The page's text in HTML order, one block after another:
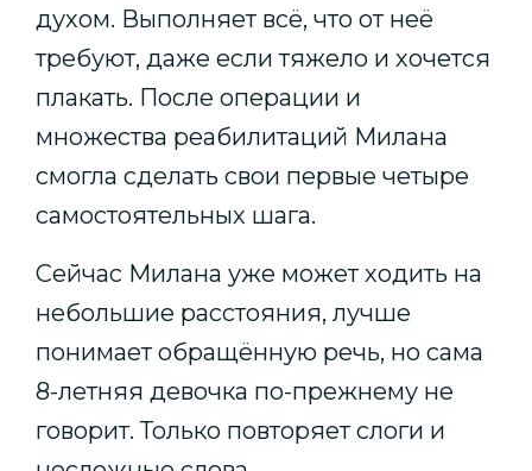
духом. Выполняет всё, что от неё
требуют, даже если тяжело и хочется
плакать. После операции и
множества реабилитаций Милана
смогла сделать свои первые четыре
самостоятельных шага.
Сейчас Милана уже может ходить на
небольшие расстояния, лучше
понимает обращённую речь, но сама
8-летняя девочка по-прежнему не
говорит. Только повторяет слоги и